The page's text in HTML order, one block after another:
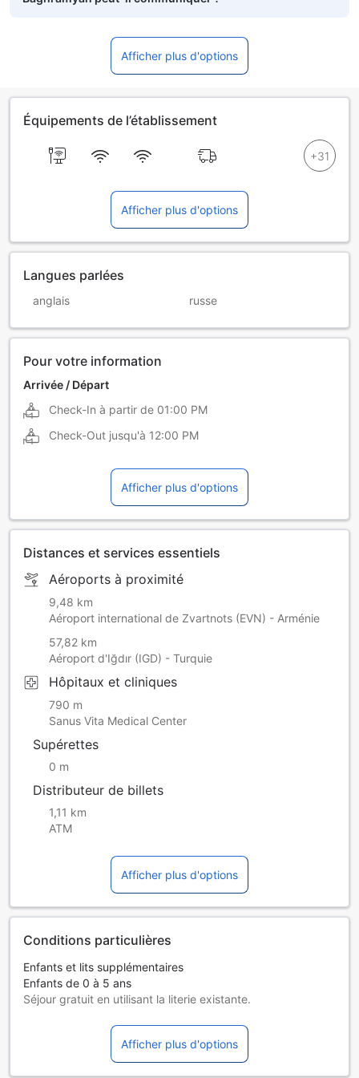
Afficher plus d'options
Équipements de l’établissement
Afficher plus d'options
Langues parlées
anglais russe
Pour votre information
Arrivée / Départ
Check-In à partir de 01:00 PM
Check-Out jusqu'à 12:00 PM
Afficher plus d'options
Distances et services essentiels
Aéroports à proximité
9,48 km
Aéroport international de Zvartnots (EVN) - Arménie
57,82 km
Aéroport d'Iğdır (IGD) - Turquie
Hôpitaux et cliniques
790 m
Sanus Vita Medical Center
Supérettes
0 m
Distributeur de billets
1,11 km
ATM
Afficher plus d'options
Conditions particulières
Enfants et lits supplémentaires
Enfants de 0 à 5 ans
Séjour gratuit en utilisant la literie existante.
vous choisissez. Pour plus de détails, veuillez vérifier la
capacité de chaque chambre.
Certains suppléments et des conditions particulières
Afficher plus d'options